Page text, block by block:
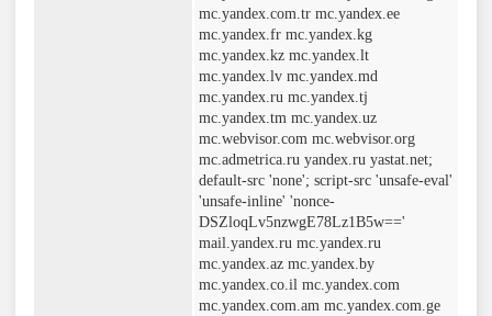
mc.yandex.com.tr mc.yandex.ee
mc.yandex.fr mc.yandex.kg
mc.yandex.kz mc.yandex.lt
mc.yandex.lv mc.yandex.md
mc.yandex.ru mc.yandex.tj
mc.yandex.tm mc.yandex.uz
mc.webvisor.com mc.webvisor.org
mc.admetrica.ru yandex.ru yastat.net;
default-src 'none'; script-src 'unsafe-eval'
'unsafe-inline' 'nonce-
DSZloqLv5nzwgE78Lz1B5w=='
mail.yandex.ru mc.yandex.ru
mc.yandex.az mc.yandex.by
mc.yandex.co.il mc.yandex.com
mc.yandex.com.am mc.yandex.com.ge